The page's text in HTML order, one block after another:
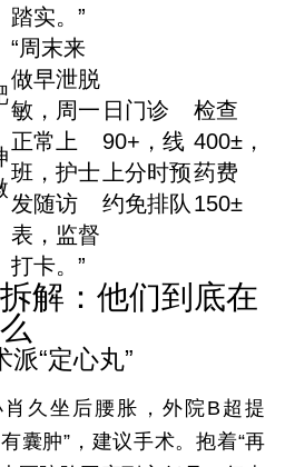
踏实。”
“周末来
做早泄脱
敏，周一
正常上
班，护士
发随访
表，监督
打卡。”
日门诊
90+，线
上分时预
约免排队
检查
400±，
药费
150±
解：他们到底在
“定心丸”
久坐后腰胀，外院B超提
囊肿”，建议手术。抱着“再